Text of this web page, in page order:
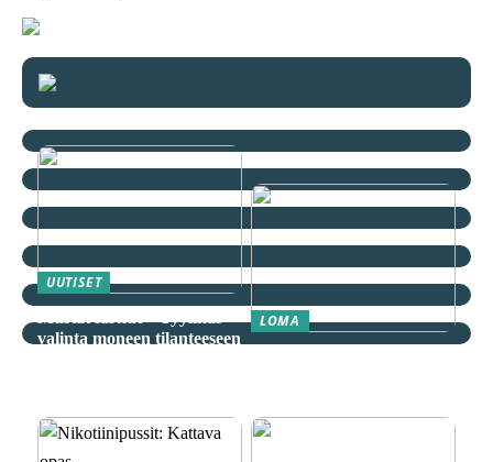
UUTISET
valinta moneen tilanteeseen
LOMA